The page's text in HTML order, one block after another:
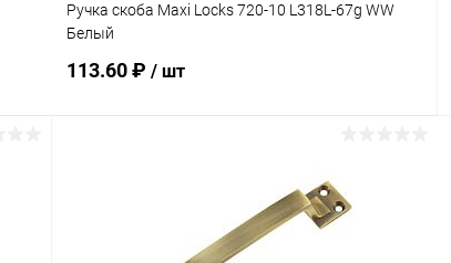
Ручка скоба Maxi Locks 720-10 L318L-67g WW
Белый
113.60 ₽ / шт
Сравнение